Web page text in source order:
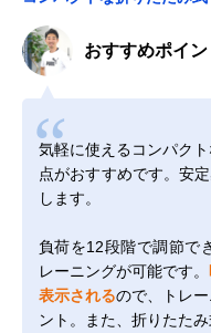
おすすめポイン
気軽に使えるコンパク
点がおすすめです。安
します。
負荷を12段階で調節で
レーニングが可能です。
表示されるので、トレ
ント。また、折りたた